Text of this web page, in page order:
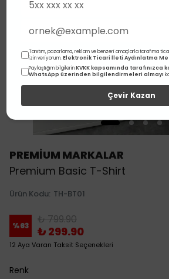
PREMİUM MARKALAR
Premium Basic T-Shirt
Ürün Kodu: TH-BT01
%63 ₺ 799.90
₺ 299.90
12 Aya Varan Taksit Seçenekleri
Renk
Tanıtım, pazarlama, reklam ve benzeri amaçlarla tarafıma
izin veriyorum.Elektronik Ticari İleti Aydınlatma
Paylaştığım bilgilerinKVKK kapsamında tarafınızca
WhatsApp üzerinden bilgilendirmeleri almayı
Çevir Kazan